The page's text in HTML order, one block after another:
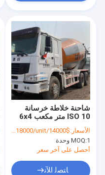
المنتجات
حول بنا
جولة في المعمل
ضبط الجودة
اتصل بنا
أخبار
جميع القضايا
شاحنة خلاطة خرسانة
ISO 10 متر مكعب 6x4
الأسعار:$14000/unit-$18000/unit
MOQ:1 وحدة
أحصل على آخر سعر
ﺎﺘﺼﻟ ﺍﻶﻧ